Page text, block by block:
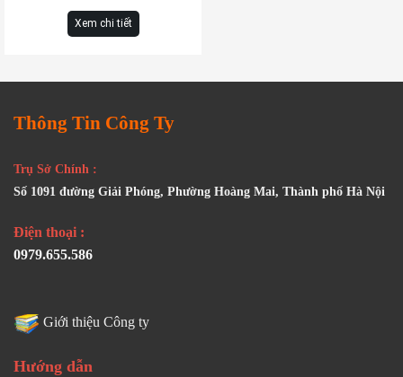
Xem chi tiết
Thông Tin Công Ty
Trụ Sở Chính :
Số 1091 đường Giải Phóng, Phường Hoàng Mai, Thành phố Hà Nội
Điện thoại :
0979.655.586
Giới thiệu Công ty
Hướng dẫn